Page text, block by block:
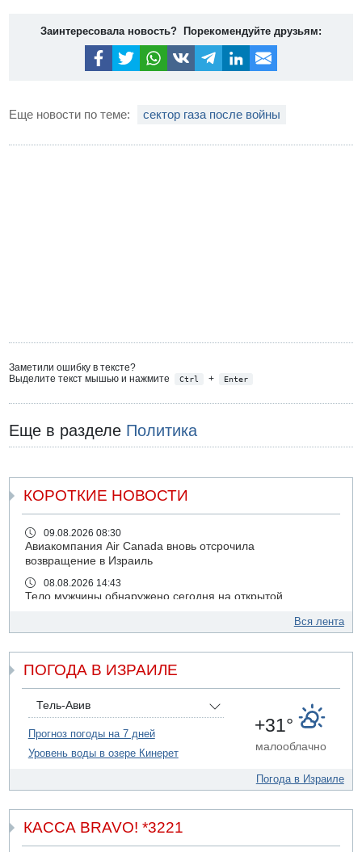
Заинтересовала новость? Порекомендуйте друзьям:
Еще новости по теме: сектор газа после войны
Заметили ошибку в тексте?
Выделите текст мышью и нажмите
Ctrl + Enter
Еще в разделе Политика
КОРОТКИЕ НОВОСТИ
09.08.2026 08:30
Авиакомпания Air Canada вновь отсрочила
возвращение в Израиль
08.08.2026 14:43
Тело мужчины обнаружено сегодня на открытой
08.08.2026 11:02
07.08.2026 20:41
Ynet: "Хизбалла" запустила БПЛА со взрывчаткой по
силам ЦАХАЛ
ДТП в Ашдоде: тяжело ранены двое маленьких детей
Иерусалиме
Вся лента
ПОГОДА В ИЗРАИЛЕ
Тель-Авив
Прогноз погоды на 7 дней
Уровень воды в озере Кинерет
+31°
малооблачно
Погода в Израиле
КАССА BRAVO! *3221